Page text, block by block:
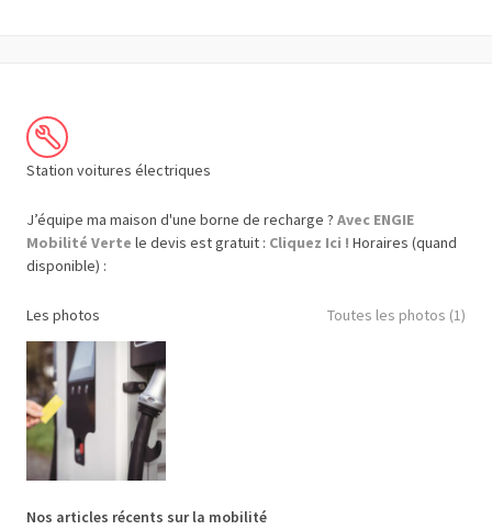
Station voitures électriques
J’équipe ma maison d'une borne de recharge ? Avec ENGIE
Mobilité Verte le devis est gratuit : Cliquez Ici ! Horaires (quand
disponible) :
Les photos Toutes les photos (1)
Nos articles récents sur la mobilité